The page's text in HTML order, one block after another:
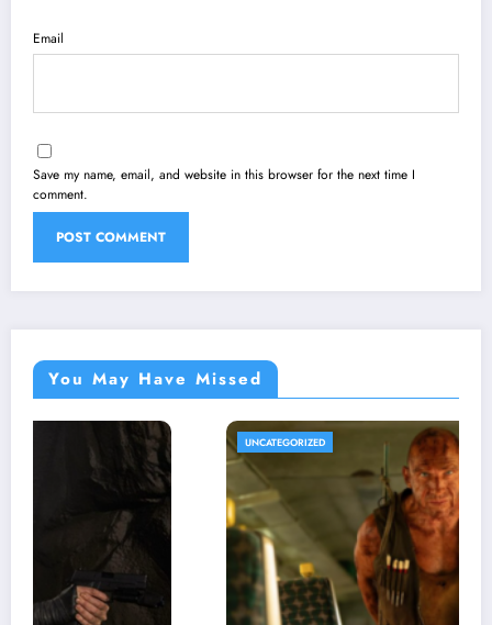
Email
Save my name, email, and website in this browser for the next time I
comment.
You May Have Missed